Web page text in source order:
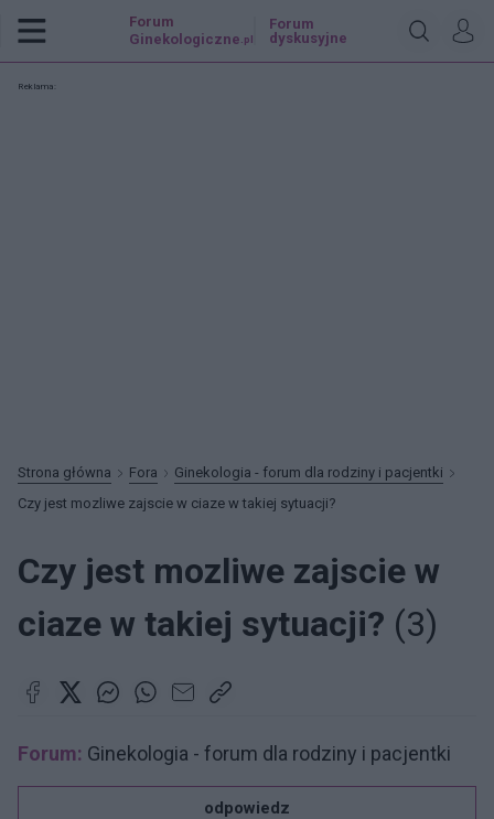
Forum
Ginekologiczne .pl
Forum
dyskusyjne
Reklama:
Strona główna Fora
Ginekologia - forum dla rodziny i pacjentki
Czy jest mozliwe zajscie w ciaze w takiej sytuacji?
Czy jest mozliwe zajscie w
ciaze w takiej sytuacji? (3)
Forum: Ginekologia - forum dla rodziny i pacjentki
odpowiedz